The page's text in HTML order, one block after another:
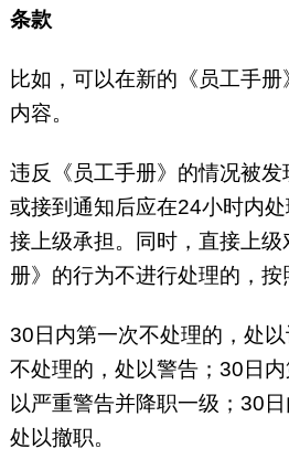
条款
比如，可以在新的《员工手
内容。
违反《员工手册》的情况被
或接到通知后应在24小时内
接上级承担。同时，直接上
册》的行为不进行处理的，按
30日内第一次不处理的，处
不处理的，处以警告；30日
以严重警告并降职一级；30日
处以撤职。